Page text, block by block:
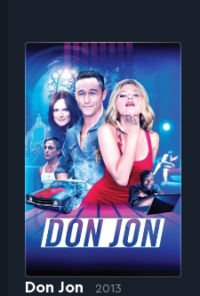
Don Jon 2013